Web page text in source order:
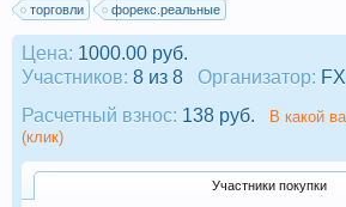
торговли
форекс.реальные
Цена: 1000.00 руб.
Участников: 8 из 8 Организатор:
Расчетный взнос: 138 руб.
В какой
(клик)
Участники покупки